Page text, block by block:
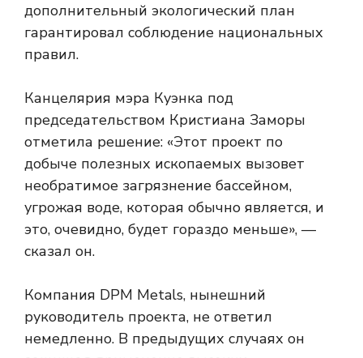
дополнительный экологический план
гарантировал соблюдение национальных
правил.
Канцелярия мэра Куэнка под
председательством Кристиана Заморы
отметила решение: «Этот проект по
добыче полезных ископаемых вызовет
необратимое загрязнение бассейном,
угрожая воде, которая обычно является, и
это, очевидно, будет гораздо меньше», —
сказал он.
Компания DPM Metals, нынешний
руководитель проекта, не ответил
немедленно. В предыдущих случаях он